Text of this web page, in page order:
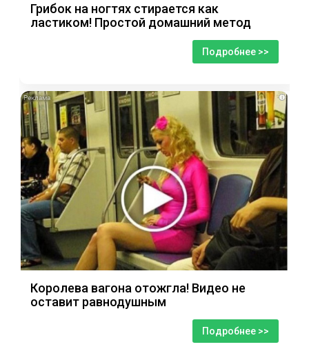
Грибок на ногтях стирается как
ластиком! Простой домашний метод
Подробнее >>
i
Королева вагона отожгла! Видео не
оставит равнодушным
Подробнее >>